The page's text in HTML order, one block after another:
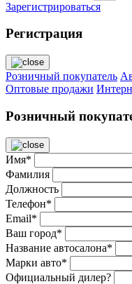
Зарегистрироваться
Регистрация
Розничный покупатель
Оптовые продажи
Розничный
Имя*
Фамилия
Должность
Телефон*
Email*
Ваш город*
Название автосалона*
Марки авто*
Официальный дилер?